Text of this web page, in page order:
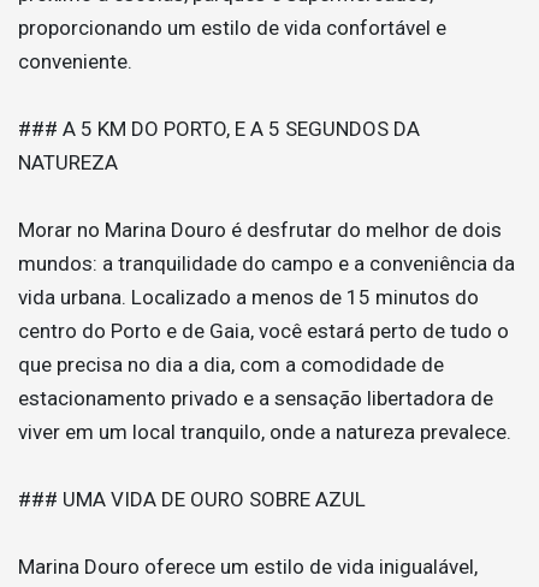
proporcionando um estilo de vida confortável e
conveniente.
### A 5 KM DO PORTO, E A 5 SEGUNDOS DA
NATUREZA
Morar no Marina Douro é desfrutar do melhor de dois
mundos: a tranquilidade do campo e a conveniência da
vida urbana. Localizado a menos de 15 minutos do
centro do Porto e de Gaia, você estará perto de tudo o
que precisa no dia a dia, com a comodidade de
estacionamento privado e a sensação libertadora de
viver em um local tranquilo, onde a natureza prevalece.
### UMA VIDA DE OURO SOBRE AZUL
Marina Douro oferece um estilo de vida inigualável,